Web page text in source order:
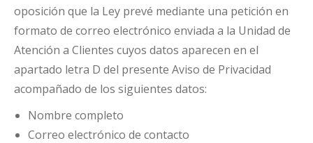
oposición que la Ley prevé mediante una petición en
formato de correo electrónico enviada a la Unidad de
Atención a Clientes cuyos datos aparecen en el
apartado letra D del presente Aviso de Privacidad
acompañado de los siguientes datos:
Nombre completo
Correo electrónico de contacto